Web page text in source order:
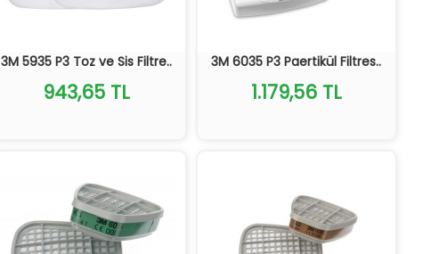
3M 5935 P3 Toz ve Sis Filtre..
943,65 TL
3M 6035 P3 Paertikül Filtres..
1.179,56 TL